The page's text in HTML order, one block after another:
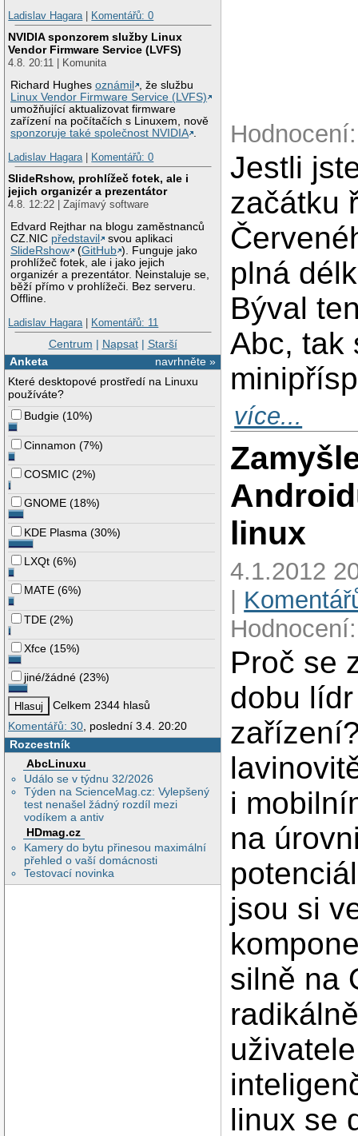
Ladislav Hagara| Komentářů: 0
NVIDIA sponzorem služby Linux
Vendor Firmware Service (LVFS)
4.8. 20:11 | Komunita
Richard Hughesoznámil
, že službu
Linux Vendor Firmware Service (LVFS)
umožňující aktualizovat firmware
zařízení na počítačích s Linuxem, nově
sponzoruje také společnost NVIDIA .
Ladislav Hagara| Komentářů: 0
SlideRshow, prohlížeč fotek, ale i
jejich organizér a prezentátor
4.8. 12:22 | Zajímavý software
Edvard Rejthar na blogu zaměstnanců
CZ.NIC představil
svou aplikaci
SlideRshow
(GitHub ). Funguje jako
prohlížeč fotek, ale i jako jejich
organizér a prezentátor. Neinstaluje se,
běží přímo v prohlížeči. Bez serveru.
Offline.
Ladislav Hagara| Komentářů: 11
Centrum | Napsat| Starší
navrhněte »
Anketa
Které desktopové prostředí na Linuxu
používáte?
Budgie (10%)
Cinnamon (7%)
COSMIC (2%)
GNOME (18%)
KDE Plasma (30%)
LXQt (6%)
MATE (6%)
TDE (2%)
Xfce (15%)
jiné/žádné (23%)
Celkem 2344 hlasů
Komentářů: 30 , poslední 3.4. 20:20
Rozcestník
AbcLinuxu
Událo se v týdnu 32/2026
Týden na ScienceMag.cz: Vylepšený
test nenašel žádný rozdíl mezi
vodíkem a antiv
HDmag.cz
Kamery do bytu přinesou maximální
přehled o vaší domácnosti
Testovací novinka
Jestli
začátku
plná
Býval
Abc, tak
více...
linux
4.1.2012
|
Proč se
dobu
i
na
jsou si
silně na
linux se